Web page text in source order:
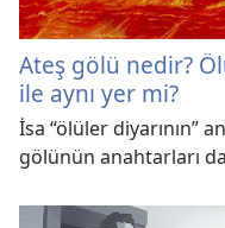
Ateş gölü nedir?
ile aynı yer mi?
İsa “ölüler diyarının”
gölünün anahtarları